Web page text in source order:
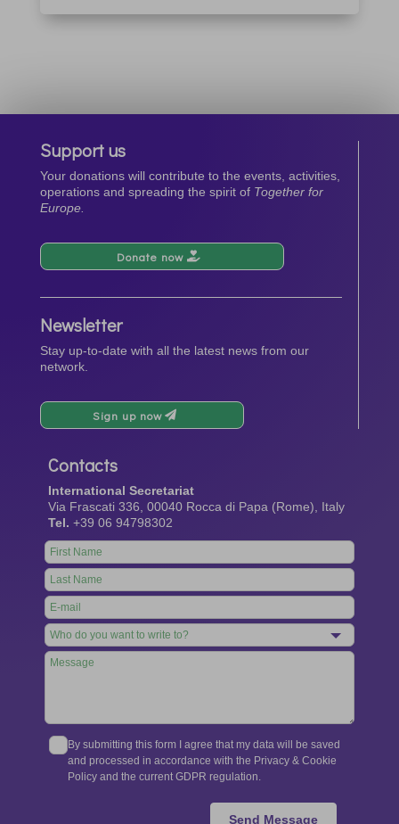
Support us
Your donations will contribute to the events, activities,
operations and spreading the spirit of Together for
Europe.
Donate now
Newsletter
Stay up-to-date with all the latest news from our
network.
Sign up now
Contacts
International Secretariat
Via Frascati 336, 00040 Rocca di Papa (Rome), Italy
Tel. +39 06 94798302
Leave
this
field
blank
By submitting this form I agree that my data will be saved
and processed in accordance with the Privacy & Cookie
Policy and the current GDPR regulation.
Send Message